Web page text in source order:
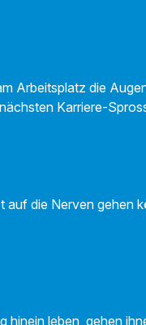
Arbeitsplatz die
Karriere-
auf die Nerven gehen
hinein leben, gehen